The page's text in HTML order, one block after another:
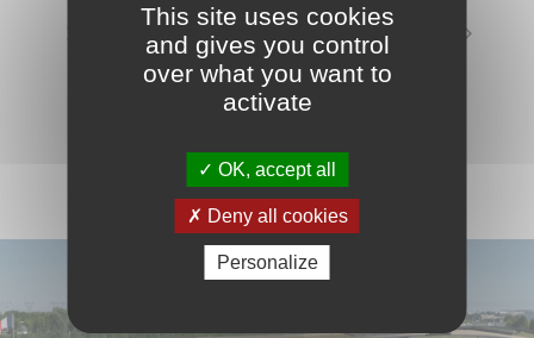
Accès moto payant Circuit fermé
VOIR LE CALENDRIER COMPLET
This site uses cookies
and gives you control
over what you want to
activate
OK, accept all
Deny all cookies
Personalize